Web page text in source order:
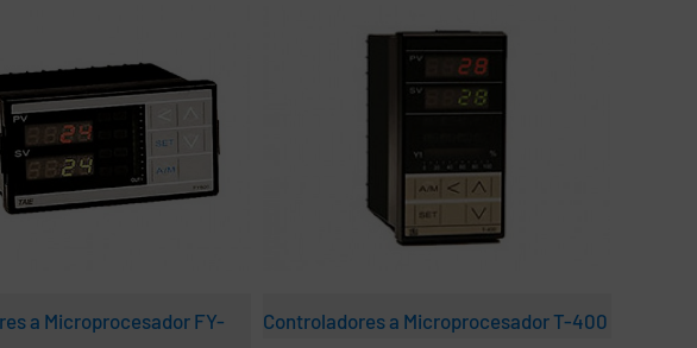
a Microprocesador FY-
Controladores a Microprocesador T-400